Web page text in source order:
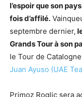
l’espoir que son
fois d’affilé.
septembre dernier,
Grands Tour à son
le Tour de
Juan Ayuso (UAE
Primoz Roglic sera